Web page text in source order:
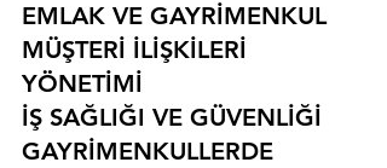
EMLAK VE GAYRİMENKUL
MÜŞTERİ İLİŞKİLERİ
YÖNETİMİ
İŞ SAĞLIĞI VE GÜVENLİĞİ
GAYRİMENKULLERDE